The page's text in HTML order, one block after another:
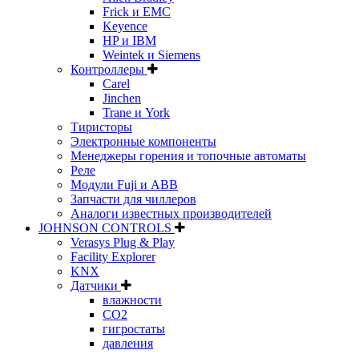
Frick и EMC
Keyence
HP и IBM
Weintek и Siemens
Контроллеры
Carel
Jinchen
Trane и York
Тиристоры
Электронные компоненты
Менеджеры горения и топочные автоматы
Реле
Модули Fuji и ABB
Запчасти для чиллеров
Аналоги известных производителей
JOHNSON CONTROLS
Verasys Plug & Play
Facility Explorer
KNX
Датчики
влажности
CO2
гигростаты
давления